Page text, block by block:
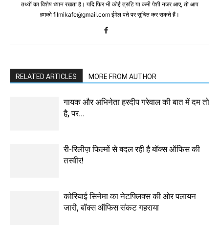
तथ्‍यों का विशेष ध्‍यान रखता है। यदि फिर भी कोई त्रुटि या कमी पेशी नजर आए, तो आप
हमको filmikafe@gmail.com ईमेल पते पर सूचित कर सकते हैं।
RELATED ARTICLES MORE FROM AUTHOR
गायक और अभिनेता हरदीप गरेवाल की बात में दम तो
है, पर…
री-रिलीज़ फिल्मों से बदल रही है बॉक्स ऑफिस की
तस्वीर!
कोरियाई सिनेमा का नेटफ्लिक्स की ओर पलायन
जारी, बॉक्स ऑफिस संकट गहराया